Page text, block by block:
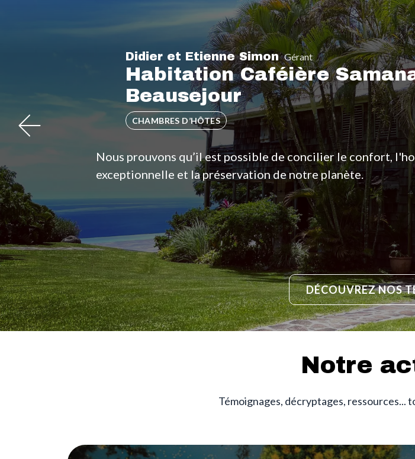
Evane Lamaison Responsable RSE
Le Bristol
HÔTELS
Le Bristol est l’un des deux seuls Palaces en France à
cela prouve que luxe et durabilité peuvent coexister en
DÉCOUVREZ NOS
Notre
Témoignages, décryptages, ressources...
Image